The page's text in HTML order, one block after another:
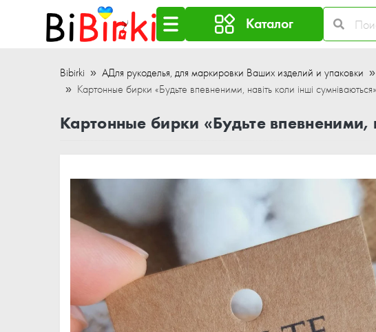
Каталог
Bibirki АДля рукоделья, для маркировки Ваших изделий и упаковки
Картонные бирки «Будьте впевненими, навіть коли інші
Картонные бирки «Будьте впевненими,